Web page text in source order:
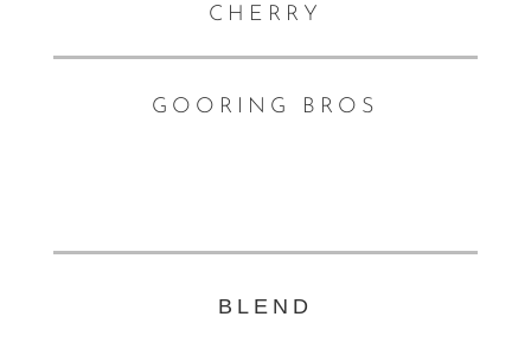
CHERRY
GOORING BROS
BLEND